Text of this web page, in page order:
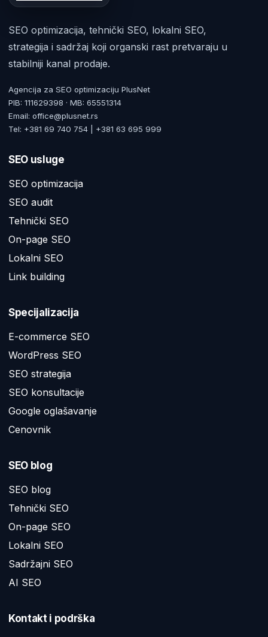
SEO optimizacija, tehnički SEO, lokalni SEO,
strategija i sadržaj koji organski rast pretvaraju u
stabilniji kanal prodaje.
Agencija za SEO optimizaciju PlusNet
PIB: 111629398 · MB: 65551314
Email: office@plusnet.rs
Tel: +381 69 740 754 | +381 63 695 999
SEO usluge
SEO optimizacija
SEO audit
Tehnički SEO
On-page SEO
Lokalni SEO
Link building
Specijalizacija
E-commerce SEO
WordPress SEO
SEO strategija
SEO konsultacije
Google oglašavanje
Cenovnik
SEO blog
SEO blog
Tehnički SEO
On-page SEO
Lokalni SEO
Sadržajni SEO
AI SEO
Kontakt i podrška